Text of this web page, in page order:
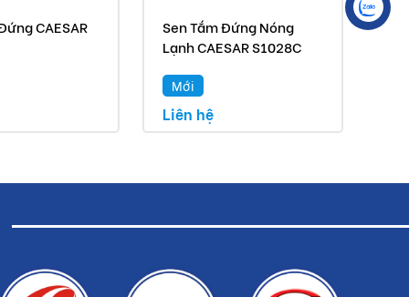
CAESAR
Sen Tắm Đứng Nóng
Lạnh CAESAR S1028C
Mới
Liên hệ